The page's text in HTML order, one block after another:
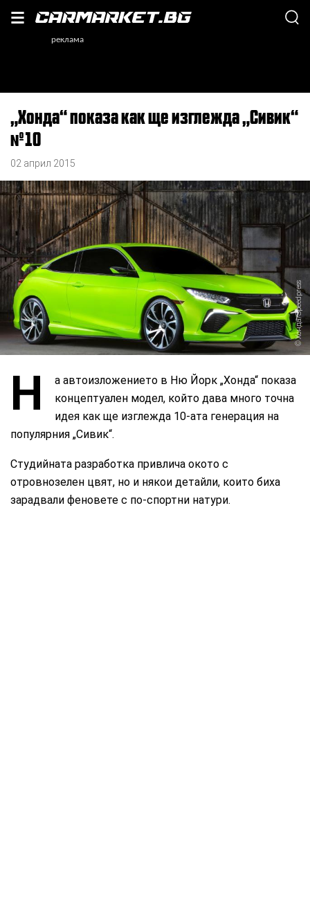
„Хонда“ показа как ще изглежда „Сивик“
№10
02 април 2015
Хонда/Speedpress
Н
а автоизложението в Ню Йорк „Хонда“ показа
концептуален модел, който дава много точна
идея как ще изглежда 10-ата генерация на
популярния „Сивик“.
Студийната разработка привлича окото с
отровнозелен цвят, но и някои детайли, които биха
зарадвали феновете с по-спортни натури.